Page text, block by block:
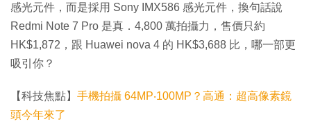
感光元件，而是採用 Sony IMX586 感光元件，換句話說
Redmi Note 7 Pro 是真．4,800 萬拍攝力，售價只約
HK$1,872，跟 Huawei nova 4 的 HK$3,688 比，哪一部更
吸引你？
【科技焦點】 手機拍攝 64MP‧100MP？高通：超高像素鏡
頭今年來了